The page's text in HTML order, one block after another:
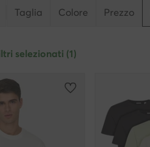
Taglia Colore Prezzo
selezionati (1)